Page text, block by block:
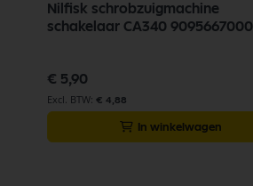
Nilfisk schrobzuigmachine
schakelaar CA340 9095667000
€ 5,90
€ 4,88
In winkelwagen